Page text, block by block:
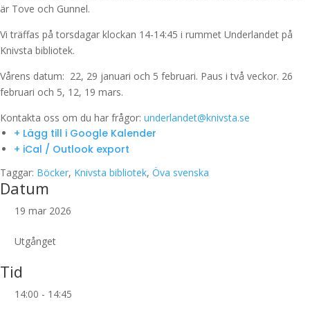
är Tove och Gunnel.
Vi träffas på torsdagar klockan 14-14:45 i rummet Underlandet på
Knivsta bibliotek.
Vårens datum: 22, 29 januari och 5 februari. Paus i två veckor. 26
februari och 5, 12, 19 mars.
Kontakta oss om du har frågor: underlandet@knivsta.se
+ Lägg till i Google Kalender
+ iCal / Outlook export
Taggar: Böcker, Knivsta bibliotek, Öva svenska
Datum
19 mar 2026
Utgånget
Tid
14:00 - 14:45